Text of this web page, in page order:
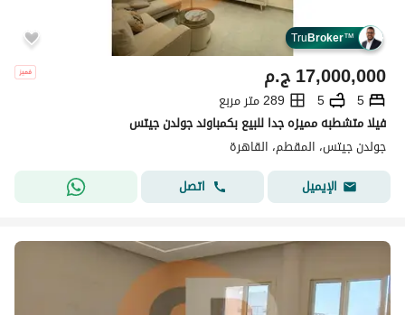
TruBroker™
ج.م17,000,000
5
5
289 متر مربع
فيلا متشطبه مميزه جدا للبيع بكمباوند جولدن جيتس
جولدن جيتس، المقطم، القاهرة
الإيميل
اتصل